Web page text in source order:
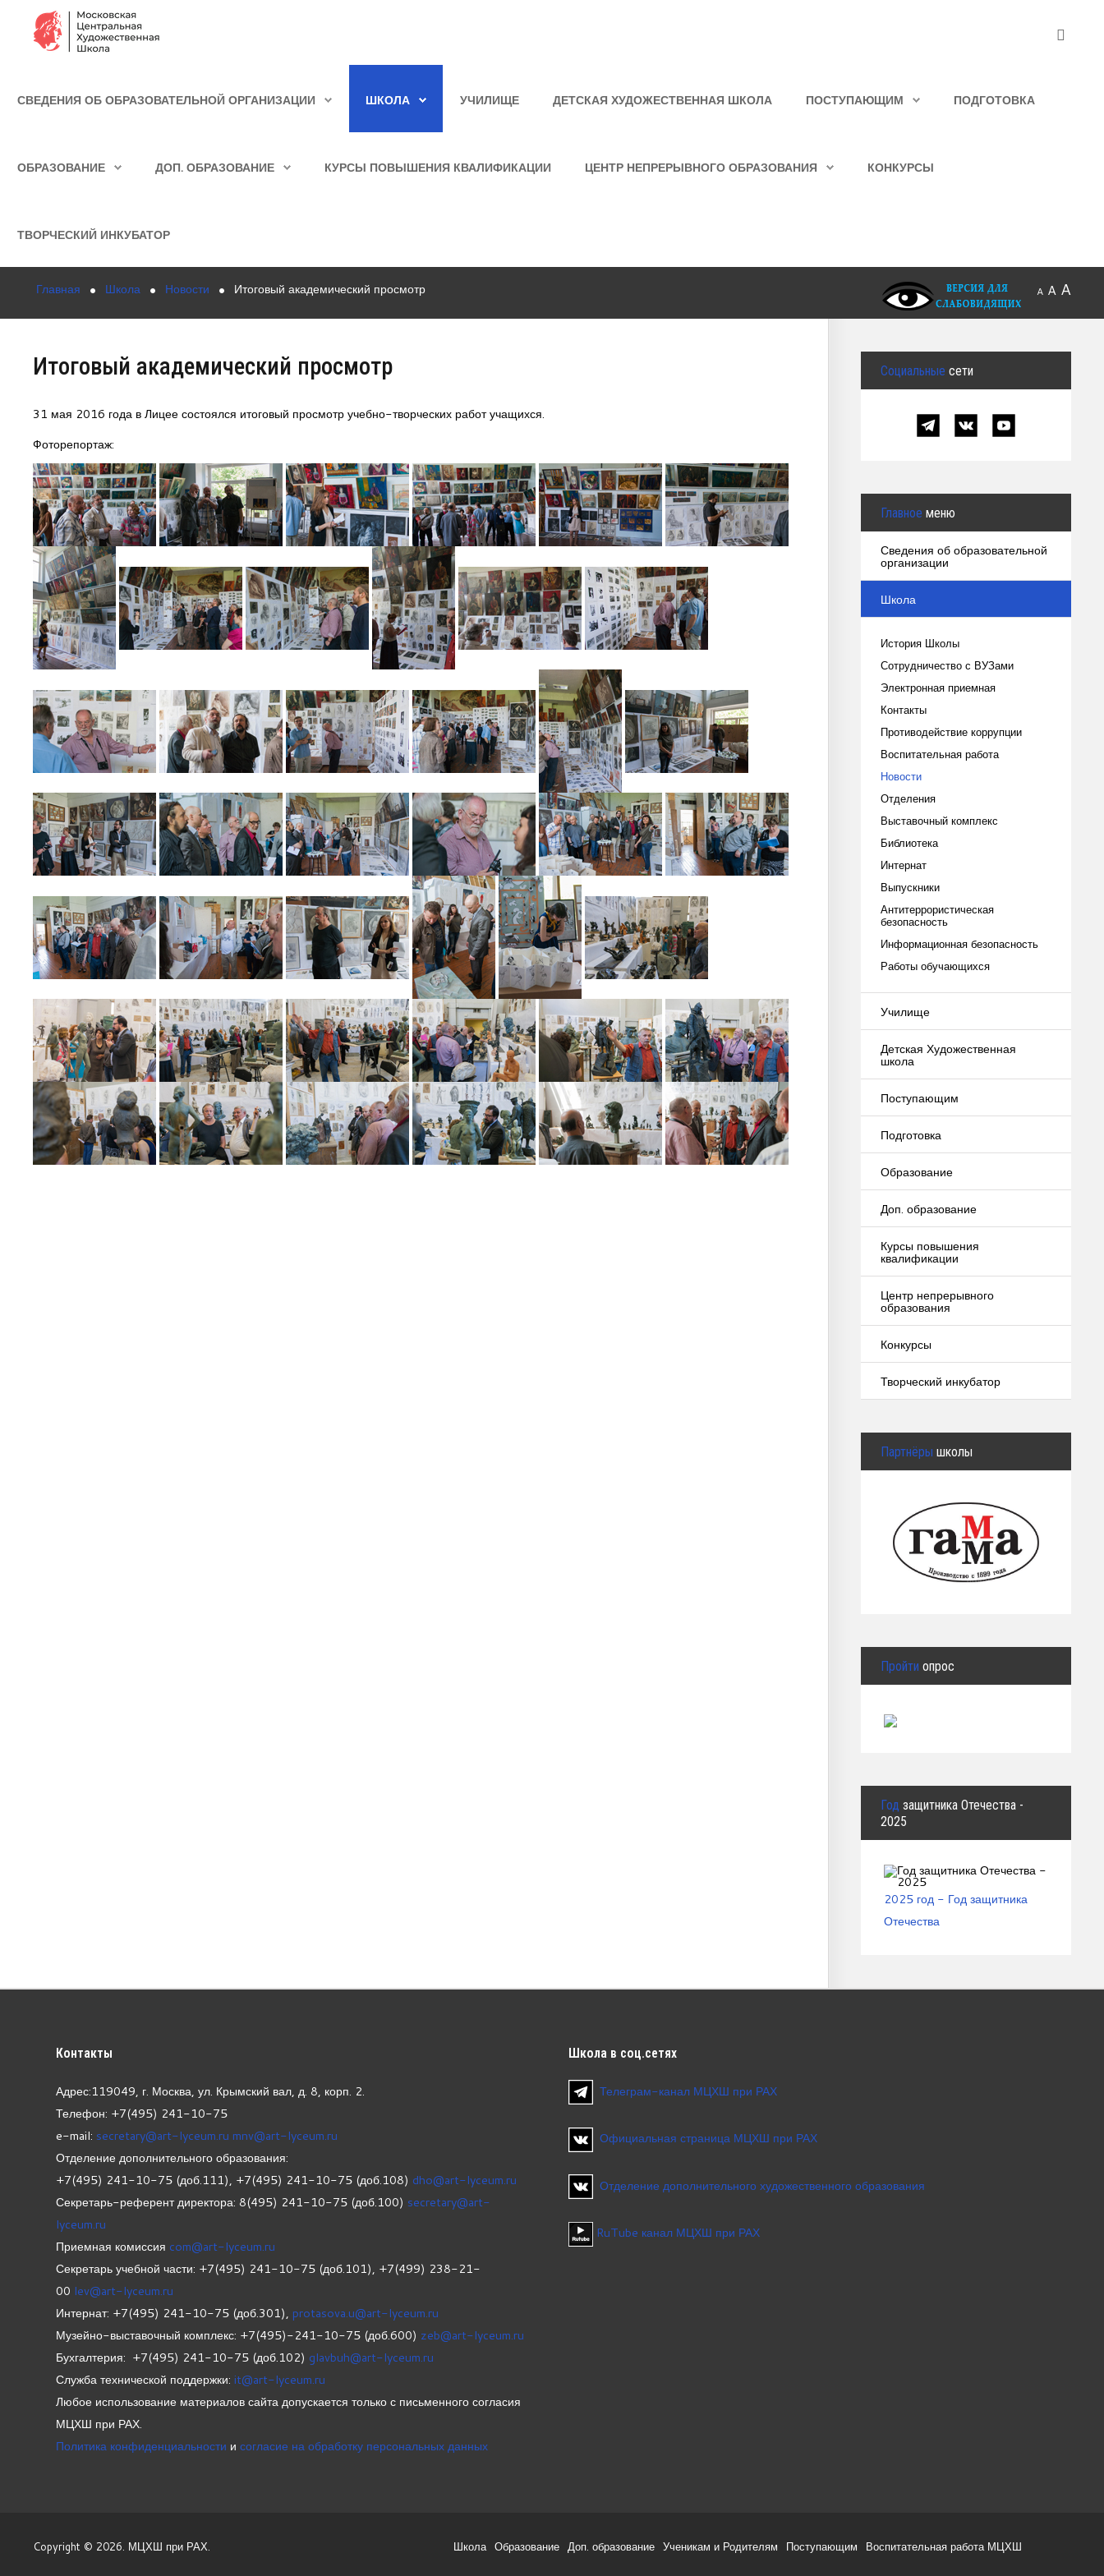
Образование
Курсы повышения квалификации
Конкурсы
Творческий инкубатор
СВЕДЕНИЯ ОБ ОБРАЗОВАТЕЛЬНОЙ ОРГАНИЗАЦИИ ШКОЛА УЧИЛИЩЕ ДЕТСКАЯ ХУДОЖЕСТВЕННАЯ ШКОЛА ПОСТУПАЮЩИМ ПОДГОТОВКА
ОБРАЗОВАНИЕ ДОП. ОБРАЗОВАНИЕ КУРСЫ ПОВЫШЕНИЯ КВАЛИФИКАЦИИ ЦЕНТР НЕПРЕРЫВНОГО ОБРАЗОВАНИЯ КОНКУРСЫ
ТВОРЧЕСКИЙ ИНКУБАТОР
Главная Школа Новости Итоговый академический просмотр A A A
Итоговый академический просмотр
31 мая 2016 года в Лицее состоялся итоговый просмотр учебно-творческих работ учащихся.
Фоторепортаж:
Социальные сети
Главное меню
Сведения об образовательной
организации
Школа
История Школы
Сотрудничество с ВУЗами
Электронная приемная
Контакты
Противодействие коррупции
Воспитательная работа
Новости
Отделения
Выставочный комплекс
Библиотека
Интернат
Выпускники
Антитеррористическая
безопасность
Информационная безопасность
Работы обучающихся
Училище
Детская Художественная
школа
Поступающим
Подготовка
Образование
Доп. образование
Курсы повышения
квалификации
Центр непрерывного
образования
Конкурсы
Творческий инкубатор
Партнёры школы
Пройти опрос
Год защитника Отечества -
2025
2025 год - Год защитника
Отечества
Контакты
Адрес:119049, г. Москва, ул. Крымский вал, д. 8, корп. 2.
Телефон: +7(495) 241-10-75
e-mail: secretary@art-lyceum.ru mnv@art-lyceum.ru
Отделение дополнительного образования:
+7(495) 241-10-75 (доб.111), +7(495) 241-10-75 (доб.108) dho@art-lyceum.ru
Секретарь-референт директора: 8(495) 241-10-75 (доб.100) secretary@art-
lyceum.ru
Приемная комиссия com@art-lyceum.ru
Секретарь учебной части: +7(495) 241-10-75 (доб.101), +7(499) 238-21-
00 lev@art-lyceum.ru
Интернат: +7(495) 241-10-75 (доб.301), protasova.u@art-lyceum.ru
Музейно-выставочный комплекс: +7(495)-241-10-75 (доб.600) zeb@art-lyceum.ru
Бухгалтерия: +7(495) 241-10-75 (доб.102) glavbuh@art-lyceum.ru
Служба технической поддержки: it@art-lyceum.ru
Любое использование материалов сайта допускается только с письменного согласия
МЦХШ при РАХ.
Политика конфиденциальности и согласие на обработку персональных данных
Школа в соц.сетях
Телеграм-канал МЦХШ при РАХ
Официальная страница МЦХШ при РАХ
Отделение дополнительного художественного образования
RuTube канал МЦХШ при РАХ
Copyright © 2026. МЦХШ при РАХ. Школа Образование Доп. образование Ученикам и Родителям Поступающим Воспитательная работа МЦХШ